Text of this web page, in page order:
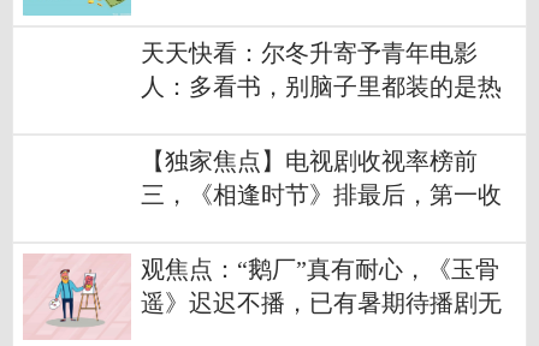
梦
天天快看：尔冬升寄予青年电影
人：多看书，别脑子里都装的是热
【独家焦点】电视剧收视率榜前
三，《相逢时节》排最后，第一收
观焦点：“鹅厂”真有耐心，《玉骨
遥》迟迟不播，已有暑期待播剧无